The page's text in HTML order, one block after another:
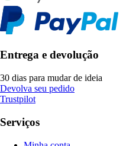
Entrega e devolução
30 dias para mudar de ideia
Devolva seu pedido
Trustpilot
Serviços